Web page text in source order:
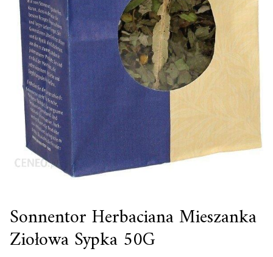
Sonnentor Herbaciana Mieszanka
Ziołowa Sypka 50G